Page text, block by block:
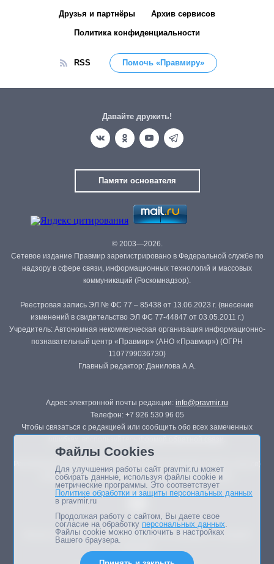
Друзья и партнёры Архив сервисов
Политика конфиденциальности
RSS Помочь «Правмиру»
Давайте дружить!
Памяти основателя
© 2003—2026.
Сетевое издание Правмир зарегистрировано в Федеральной службе по
надзору в сфере связи, информационных технологий и массовых
коммуникаций (Роскомнадзор).
Реестровая запись ЭЛ № ФС 77 – 85438 от 13.06.2023 г. (внесение
изменений в свидетельство ЭЛ ФС 77-44847 от 03.05.2011 г.)
Учредитель: Автономная некоммерческая организация информационно-
познавательный центр «Правмир» (АНО «Правмир») (ОГРН
1107799036730)
Главный редактор: Данилова А.А.
Адрес электронной почты редакции: info@pravmir.ru
Телефон: +7 926 530 96 05
Чтобы связаться с редакцией или сообщить обо всех замеченных
Републикация материалов сайта в печатных изданиях (книгах, прессе)
возможна только с письменного разрешения редакции.
Мнение авторов статей портала может не совпадать с позицией
Файлы Cookies
Для улучшения работы сайт pravmir.ru может
собирать данные, используя файлы cookie и
метрические программы. Это соответствует
Политике обработки и защиты персональных данных
в pravmir.ru
Продолжая работу с сайтом, Вы даете свое
согласие на обработку персональных данных.
Файлы cookie можно отключить в настройках
Вашего браузера.